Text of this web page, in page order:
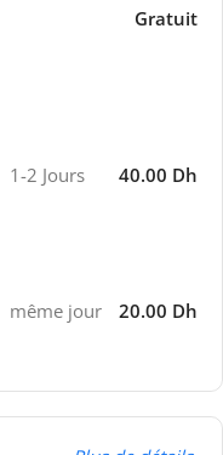
Gratuit
1-2 Jours 40.00 Dh
même jour 20.00 Dh